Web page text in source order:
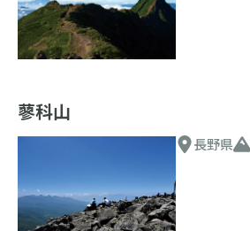
蓼科山
長野県